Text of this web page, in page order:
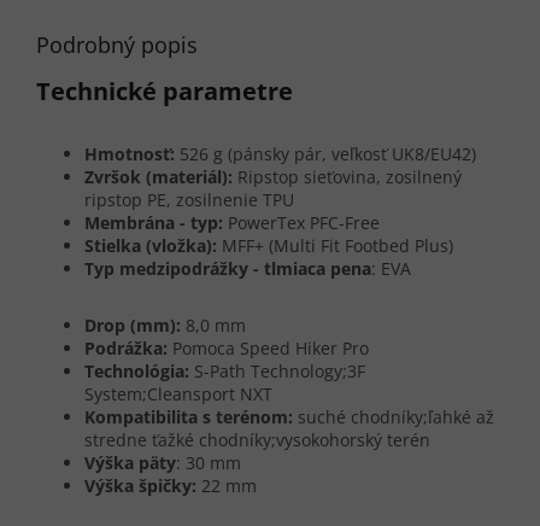
Podrobný popis
Technické parametre
Hmotnosť: 526 g (pánsky pár, veľkosť UK8/EU42)
Zvršok (materiál): Ripstop sieťovina, zosilnený
ripstop PE, zosilnenie TPU
Membrána - typ: PowerTex PFC-Free
Stielka (vložka): MFF+ (Multi Fit Footbed Plus)
Typ medzipodrážky - tlmiaca pena: EVA
Drop (mm): 8,0 mm
Podrážka: Pomoca Speed Hiker Pro
Technológia: S-Path Technology;3F
System;Cleansport NXT
Kompatibilita s terénom: suché chodníky;ľahké až
stredne ťažké chodníky;vysokohorský terén
Výška päty: 30 mm
Výška špičky: 22 mm